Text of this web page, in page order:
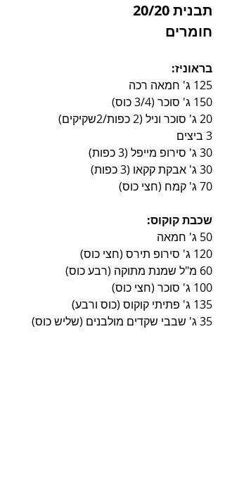
תבנית 20/20
חומרים
בראוניז:
125 ג' חמאה רכה
150 ג' סוכר (3/4 כוס)
20 ג' סוכר וניל (2 כפות/2שקיקים)
3 ביצים
30 ג' סירופ מייפל (3 כפות)
30 ג' אבקת קקאו (3 כפות)
70 ג' קמח (חצי כוס)
שכבת קוקוס:
50 ג' חמאה
120 ג' סירופ תירס (חצי כוס)
60 מ"ל שמנת מתוקה (רבע כוס)
100 ג' סוכר (חצי כוס)
135 ג' פתיתי קוקוס (כוס ורבע)
35 ג' שבבי שקדים מולבנים (שליש כוס)